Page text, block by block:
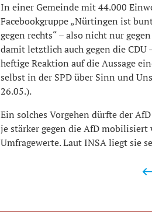
In einer Gemeinde mit 44.000
Facebookgruppe „Nürtingen ist
gegen rechts“ – also nicht nur
damit letztlich auch gegen die
heftige Reaktion auf die Aussage
selbst in der SPD über Sinn und
26.05.).
Ein solches Vorgehen dürfte der
je stärker gegen die AfD
Umfragewerte. Laut INSA liegt sie